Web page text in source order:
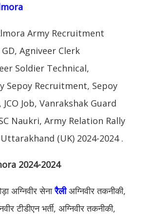
Army Recruitment
Agniveer Clerk
Soldier Technical,
Sepoy Recruitment, Sepoy
Job, Vanrakshak Guard
Naukri, Army Relation Rally
(UK) 2024-2024 .
2024-2024
अग्निवीर सेनारैलीअग्निवीर तकनीकी,
टीडीएन भर्ती, अग्निवीर तकनीकी,